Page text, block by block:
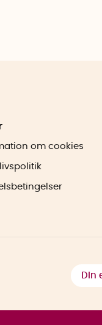
om cookies